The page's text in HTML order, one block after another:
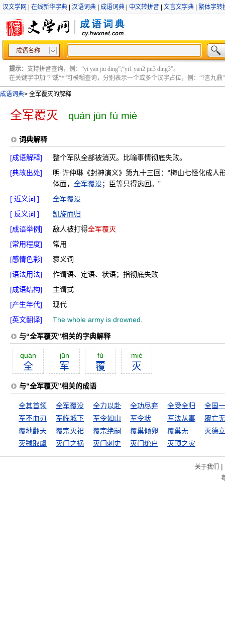
汉文学网 在线新华字典 汉语词典 成语词典 中文转拼音 文言文字典 繁体字转
成语名称
提示： 支持拼音查询，例：“yi yan jiu ding”;“yi1 yan2 jiu3 ding3”。
在关键字中加“?”或“*”可模糊查询，分别表示一个或多个汉字占位，例：“?言九鼎”
成语词典> 全军覆灭的解释
全军覆灭 quán jūn fù miè
词典解释
[成语解释]
整个军队全部被消灭。比喻事情彻底失败。
[典故出处]
明·许仲琳《封神演义》第九十三回：“梅山七怪化成
体面， 全军覆没；臣等只得逃回。”
[ 近义词 ]
全军覆没
[ 反义词 ]
凯旋而归
[成语举例]
敌人被打得全军覆灭
[常用程度]
常用
[感情色彩]
褒义词
[语法用法]
作谓语、定语、状语；指彻底失败
[成语结构]
主谓式
[产生年代]
现代
[英文翻译]
The whole army is drowned.
与“全军覆灭”相关的字典解释
quán
全
jūn
军
fù
覆
miè
灭
与“全军覆灭”相关的成语
全其首领 全军覆没 全力以赴 全功尽弃
全受全归
军不血刃
军临城下 军令如山 军令状 军法从事
覆亡
覆地翻天
覆宗灭祀 覆宗绝嗣 覆巢倾卵
灭德
灭虢取虞
灭门之祸 灭门刺史 灭门绝户 灭顶之灾
关于我们 |